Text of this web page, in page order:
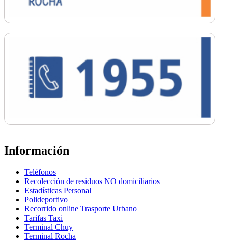
Información
Teléfonos
Recolección de residuos NO domiciliarios
Estadísticas Personal
Polideportivo
Recorrido online Trasporte Urbano
Tarifas Taxi
Terminal Chuy
Terminal Rocha